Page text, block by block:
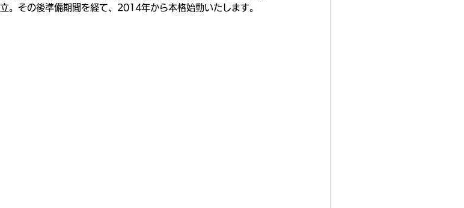
。その後準備期間を経て、2014年から本格始動いたします。